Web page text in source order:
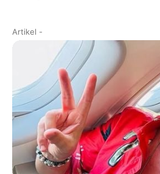
Artikel -